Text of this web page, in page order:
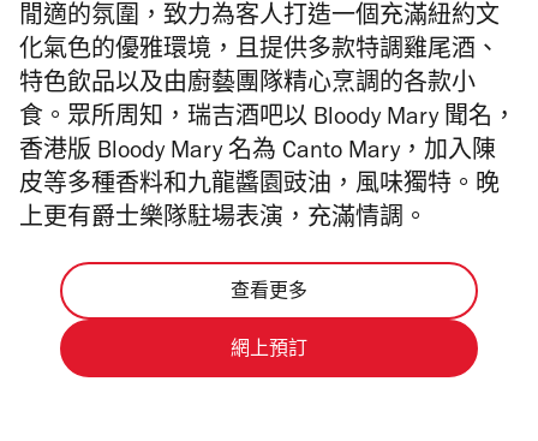
閒適的氛圍， 致力為客人打造一個充滿紐約文
化氣色的優雅環境，且提供多款特調雞尾酒、
特色飲品以及由廚藝團隊精心烹調的各款小
食。 眾所周知，瑞吉酒吧以 Bloody Mary 聞名，
香港版 Bloody Mary 名為 Canto Mary，加入陳
皮等多種香料和九龍醬園豉油，風味獨特。晚
上更有爵士樂隊駐場表演，充滿情調。
查看更多
網上預訂